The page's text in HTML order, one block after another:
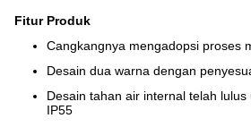
Fitur Produk
Cangkangnya mengadopsi proses
Desain dua warna dengan
Desain tahan air internal telah
IP55